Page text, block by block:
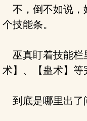
不，倒不如说，
个技能条。
巫真盯着技能栏
术】、【蛊术】等
到底是哪里出了